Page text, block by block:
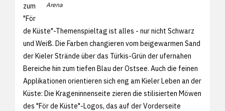
Arena
zum
"För
de Küste"-Themenspieltag ist alles - nur nicht Schwarz
und Weiß. Die Farben changieren vom beigewarmen Sand
der Kieler Strände über das Türkis-Grün der ufernahen
Bereiche hin zum tiefen Blau der Ostsee. Auch die feinen
Applikationen orientieren sich eng am Kieler Leben an der
Küste: Die Krageninnenseite zieren die stilisierten Möwen
des "För de Küste"-Logos, das auf der Vorderseite